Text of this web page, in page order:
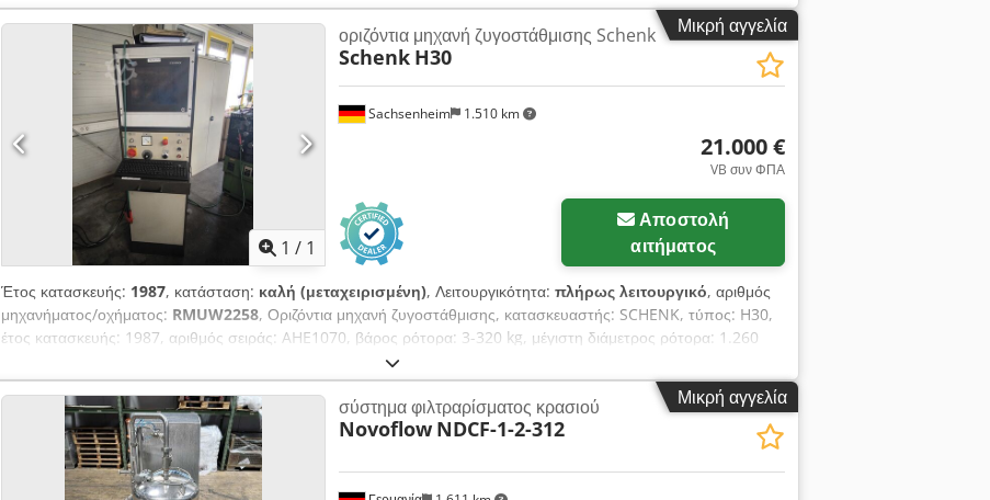
Μικρή αγγελία
1 / 1
Sachsenheim 1.510 km
οριζόντια μηχανή ζυγοστάθμισης Schenk
Schenk H30
21.000 €
VB συν ΦΠΑ
Αποστολή
αιτήματος
Έτος κατασκευής: 1987, κατάσταση: καλή (μεταχειρισμένη), Λειτουργικότητα: πλήρως λειτουργικό, αριθμός
μηχανήματος/οχήματος: RMUW2258, Οριζόντια μηχανή ζυγοστάθμισης, κατασκευαστής: SCHENK, τύπος: H30,
έτος κατασκευής: 1987, αριθμός σειράς: AHE1070, βάρος ρότορα: 3-320 kg, μέγιστη διάμετρος ρότορα: 1.260
mm, διάμετρος άξονα εδράνου: 10-160 mm, μεταβλητή ταχύτητα, σύστημα ελέγχου CAB 820, έτος κατασκευής:
2021, αριθμός σειράς: RMUW2258 Codoy S Tynepfx Aqteha
Μικρή αγγελία
σύστημα φιλτραρίσματος κρασιού
Novoflow NDCF-1-2-312